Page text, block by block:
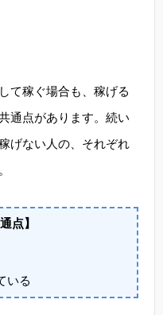
て稼ぐ場合も、稼げる
通点があります。続い
げない人の、それぞれ
点】
いる